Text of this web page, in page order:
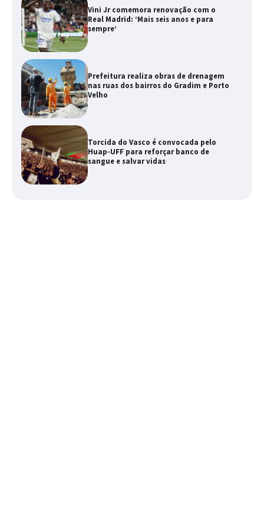
Vini Jr comemora renovação com o
Real Madrid: ‘Mais seis anos e para
sempre’
Prefeitura realiza obras de drenagem
nas ruas dos bairros do Gradim e Porto
Velho
Torcida do Vasco é convocada pelo
Huap-UFF para reforçar banco de
sangue e salvar vidas